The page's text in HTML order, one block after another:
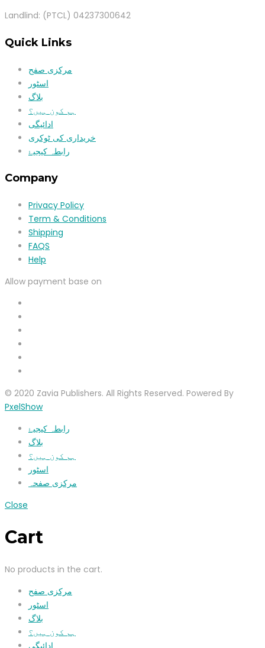
Landlind: (PTCL) 04237300642
Quick Links
مرکزی صفح
اسٹور
بلاگ
ہم کون ہیں؟
ادائیگی
خریداری کی ٹوکری
رابطہ کیجیۓ
Company
Privacy Policy
Term & Conditions
Shipping
FAQS
Help
Allow payment base on
© 2020 Zavia Publishers. All Rights Reserved. Powered By
PxelShow
رابطہ کیجیۓ
بلاگ
ہم کون ہیں؟
اسٹور
مرکزی صفحہ
Close
Cart
No products in the cart.
مرکزی صفح
اسٹور
بلاگ
ہم کون ہیں؟